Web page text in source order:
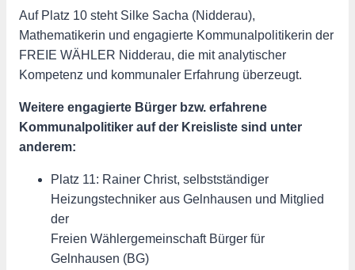
Auf Platz 10 steht Silke Sacha (Nidderau),
Mathematikerin und engagierte Kommunalpolitikerin der
FREIE WÄHLER Nidderau, die mit analytischer
Kompetenz und kommunaler Erfahrung überzeugt.
Weitere engagierte Bürger bzw. erfahrene
Kommunalpolitiker auf der Kreisliste sind unter
anderem:
Platz 11: Rainer Christ, selbstständiger
Heizungstechniker aus Gelnhausen und Mitglied
der
Freien Wählergemeinschaft Bürger für
Gelnhausen (BG)